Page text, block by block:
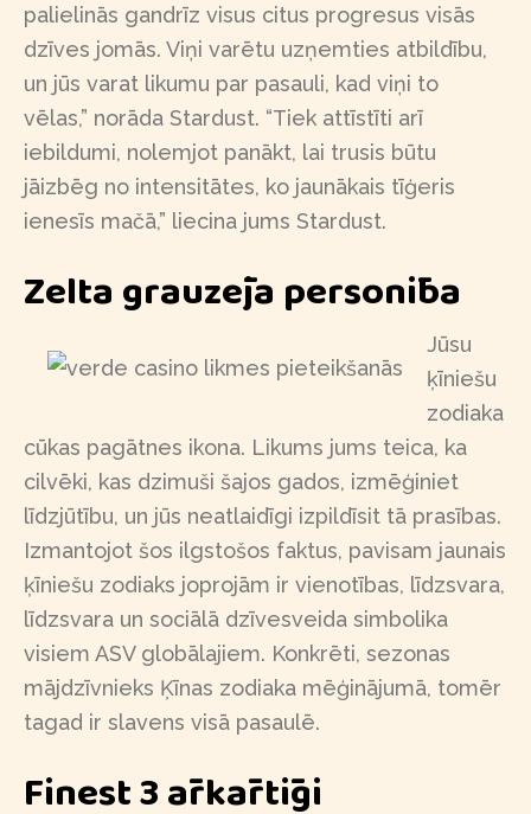
palielinās gandrīz visus citus progresus visās
dzīves jomās. Viņi varētu uzņemties atbildību,
un jūs varat likumu par pasauli, kad viņi to
vēlas,” norāda Stardust. “Tiek attīstīti arī
iebildumi, nolemjot panākt, lai trusis būtu
jāizbēg no intensitātes, ko jaunākais tīģeris
ienesīs mačā,” liecina jums Stardust.
Zelta grauzēja personība
Jūsu
ķīniešu
zodiaka
cūkas pagātnes ikona. Likums jums teica, ka
cilvēki, kas dzimuši šajos gados, izmēģiniet
līdzjūtību, un jūs neatlaidīgi izpildīsit tā prasības.
Izmantojot šos ilgstošos faktus, pavisam jaunais
ķīniešu zodiaks joprojām ir vienotības, līdzsvara,
līdzsvara un sociālā dzīvesveida simbolika
visiem ASV globālajiem. Konkrēti, sezonas
mājdzīvnieks Ķīnas zodiaka mēģinājumā, tomēr
tagad ir slavens visā pasaulē.
Finest 3 ārkārtīgi